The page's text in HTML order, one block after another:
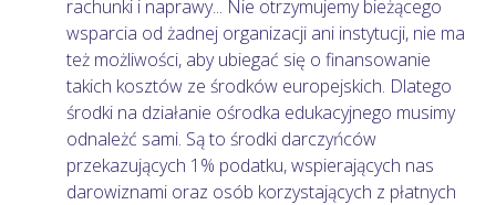
rachunki i naprawy... Nie otrzymujemy bieżącego
wsparcia od żadnej organizacji ani instytucji, nie ma
też możliwości, aby ubiegać się o finansowanie
takich kosztów ze środków europejskich. Dlatego
środki na działanie ośrodka edukacyjnego musimy
odnależć sami. Są to środki darczyńców
przekazujących 1% podatku, wspierających nas
darowiznami oraz osób korzystających z płatnych